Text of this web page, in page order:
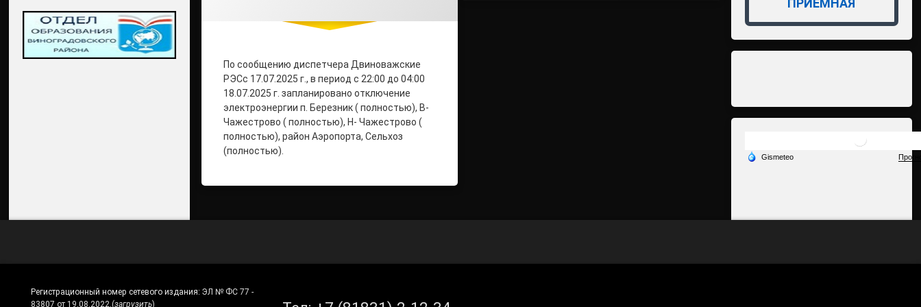
По сообщению диспетчера Двиноважские
РЭСс 17.07.2025 г., в период с 22:00 до 04:00
18.07.2025 г. запланировано отключение
электроэнергии п. Березник ( полностью), В-
Чажестрово ( полностью), Н- Чажестрово (
полностью), район Аэропорта, Сельхоз
(полностью).
ПРИЁМНАЯ
Регистрационный номер сетевого издания: ЭЛ № ФС 77 -
83807 от 19.08.2022.(загрузить)